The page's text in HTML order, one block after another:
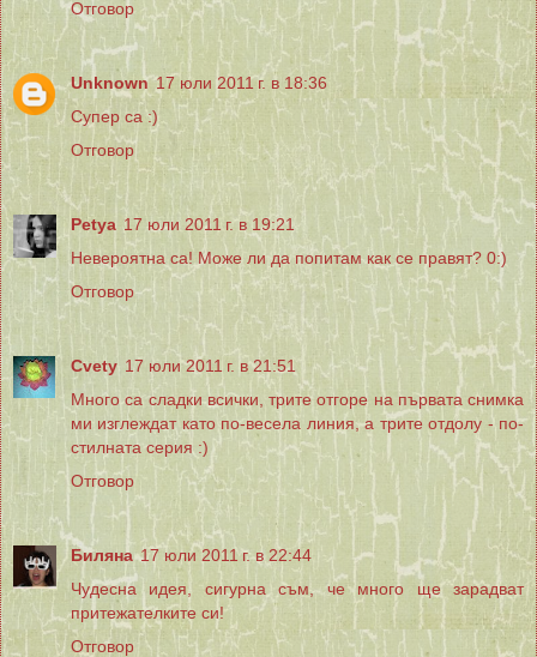
Отговор
Unknown 17 юли 2011 г. в 18:36
Супер са :)
Отговор
Petya 17 юли 2011 г. в 19:21
Невероятна са! Може ли да попитам как се правят? 0:)
Отговор
Cvety 17 юли 2011 г. в 21:51
Много са сладки всички, трите отгоре на първата снимка
ми изглеждат като по-весела линия, а трите отдолу - по-
стилната серия :)
Отговор
Биляна 17 юли 2011 г. в 22:44
Чудесна идея, сигурна съм, че много ще зарадват
притежателките си!
Отговор